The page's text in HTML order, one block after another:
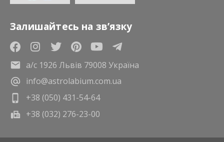
Залишайтесь на зв’язку
а/с 1926 Львів 79008 Україна
info@astrolabium.com.ua
+38 (050) 431-54-64
+38 (032) 276-23-00